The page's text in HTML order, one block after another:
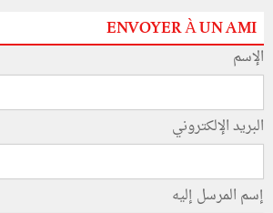
ENVOYER À UN AMI
الإسم
البريد الإلكتروني
إسم المرسل إليه